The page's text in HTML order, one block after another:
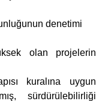
doğru ve eksiksiz